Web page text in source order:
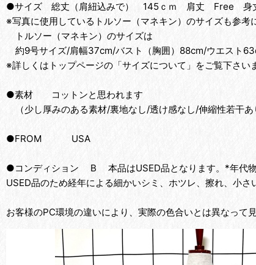
●サイズ 総丈（肩紐込みで） 145ｃｍ 肩丈 Free 身
※写真に使用しているトルソー（マネキン）のサイズも参考
トルソー（マネキン）のサイズは
約9号サイズ/肩幅37cm/バスト（胸囲）88cm/ウエスト
※詳しくはトップページの「サイズについて」をご覧下さい
●素材 コットンと思われます
（少し厚みのある素材/裏地なし/透け感なし/伸縮性若干あ
●FROM USA
●コンディション B 本品はUSED品となります。*年代物
USED品のため経年による細かいシミ、ホツレ、擦れ、小
お客様のPC環境の違いにより、実際の色合いとは異なって